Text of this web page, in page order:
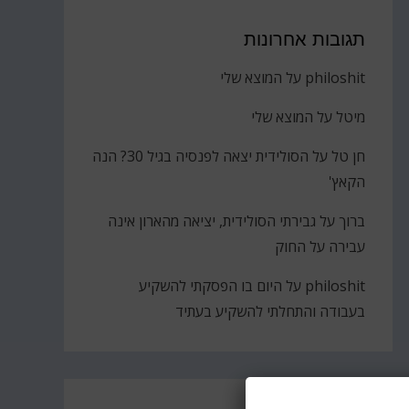
תגובות אחרונות
philoshit על המוצא שלי
מיטל על המוצא שלי
חן טל על
הסולידית יצאה לפנסיה בגיל 30? הנה
הקאץ'
ברוך על גבירתי הסולידית, יציאה מהארון אינה
עבירה על החוק
philoshit על היום בו הפסקתי להשקיע
בעבודה והתחלתי להשקיע בעתיד